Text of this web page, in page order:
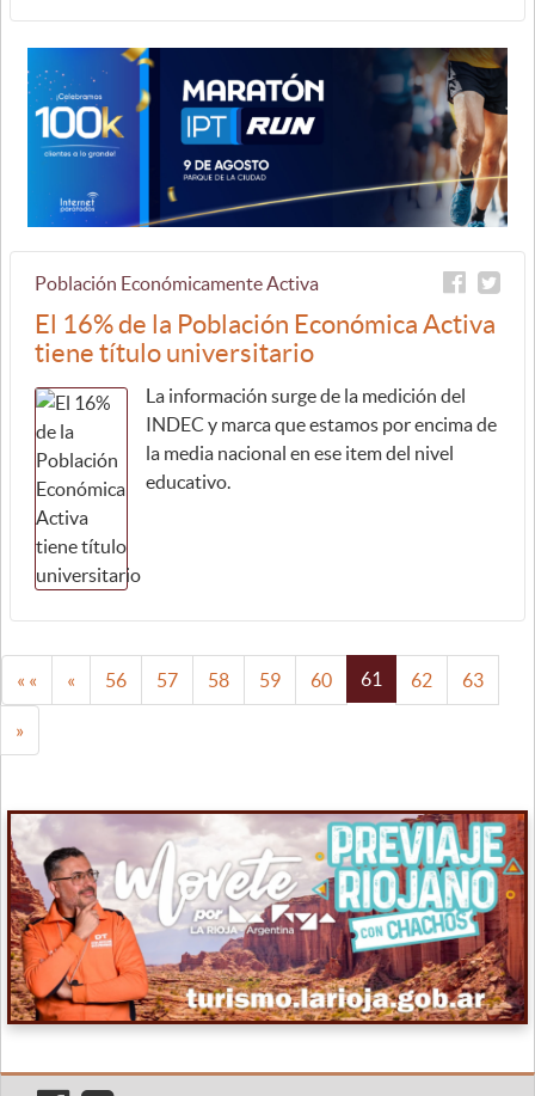
Población Económicamente Activa
El 16% de la Población Económica Activa
tiene título universitario
La información surge de la medición del
INDEC y marca que estamos por encima de
la media nacional en ese item del nivel
educativo.
« « « 56 57 58 59 60 61 62 63
»